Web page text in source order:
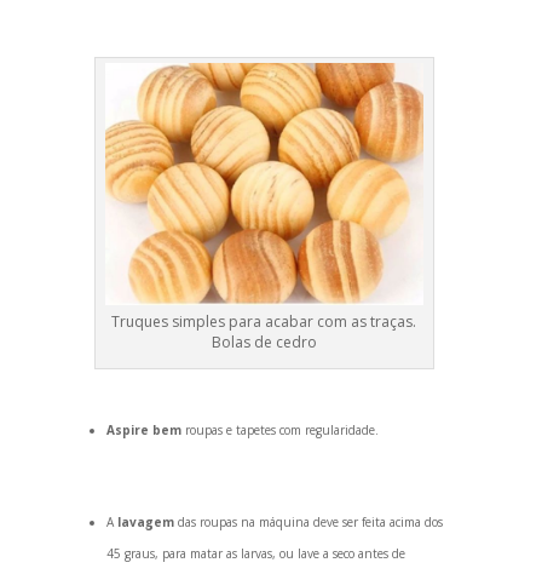
Truques simples para acabar com as traças.
Bolas de cedro
Aspire bemroupas e tapetes com regularidade.
A lavagemdas roupas na máquina deve ser feita acima dos
45 graus, para matar as larvas, ou lave a seco antes de